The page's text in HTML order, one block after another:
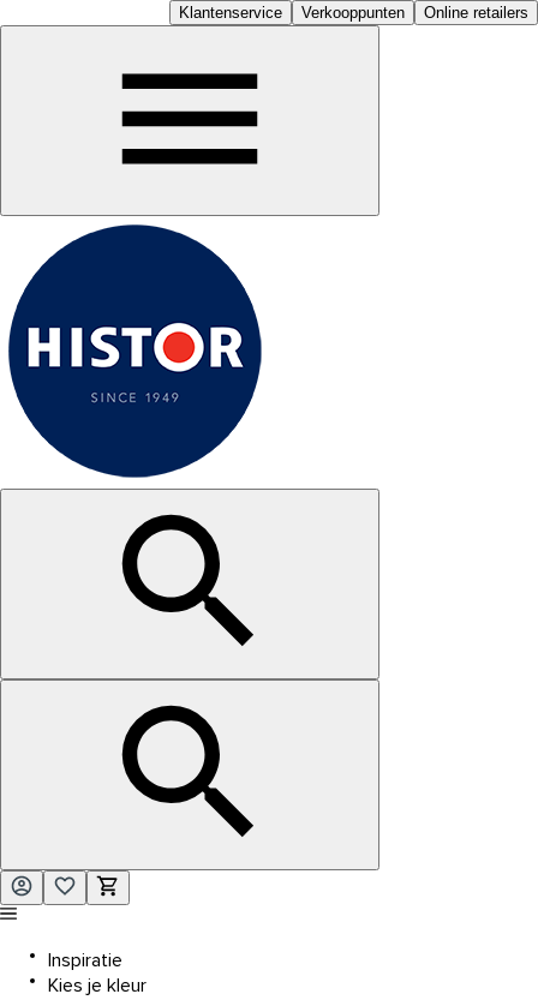
Klantenservice Verkooppunten Online retailers
Inspiratie
Kies je kleur